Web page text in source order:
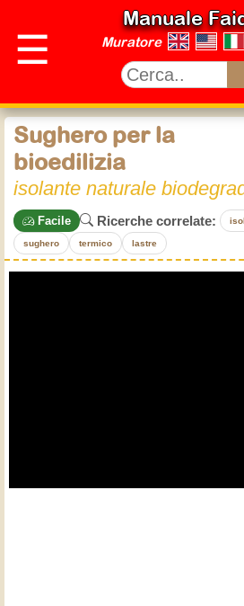
☰
Manuale
Muratore
Sughero per la
bioedilizia
isolante naturale
Facile Ricerche correlate:
sughero termico lastre